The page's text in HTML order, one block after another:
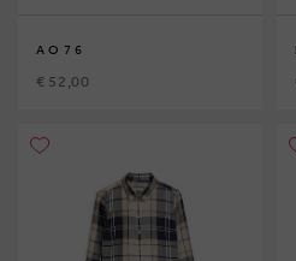
AO76
€ 52,00